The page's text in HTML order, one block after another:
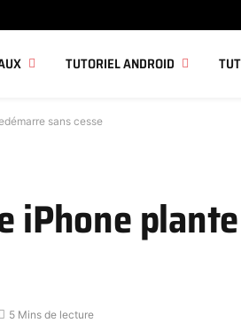
TUTORIEL ANDROID
sans cesse
5 Mins de lecture